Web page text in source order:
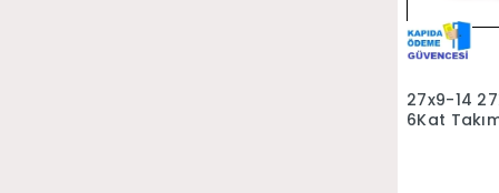
27x9-14
6Kat